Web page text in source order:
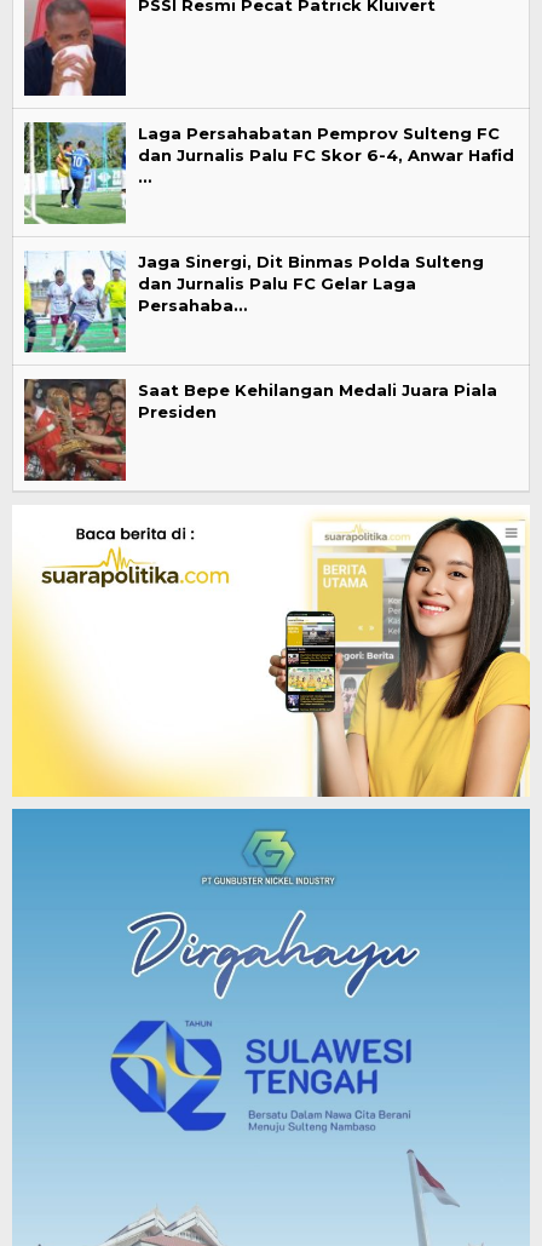
PSSI Resmi Pecat Patrick Kluivert
Laga Persahabatan Pemprov Sulteng FC
dan Jurnalis Palu FC Skor 6-4, Anwar Hafid
…
Jaga Sinergi, Dit Binmas Polda Sulteng
dan Jurnalis Palu FC Gelar Laga
Persahaba…
Saat Bepe Kehilangan Medali Juara Piala
Presiden